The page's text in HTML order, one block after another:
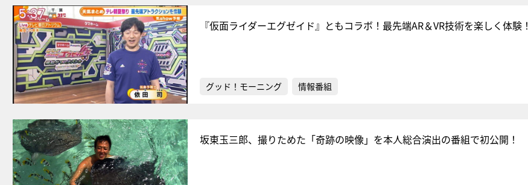
『仮面ライダーエグゼイド』ともコラボ！最先端AR＆VR技術を楽しく体験！
グッド！モーニング 情報番組
坂東玉三郎、撮りためた「奇跡の映像」を本人総合演出の番組で初公開！